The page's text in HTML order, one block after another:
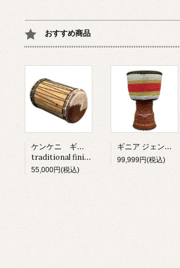
おすすめ商品
ケンケニ ギニア産
traditional finishing
55,000円(税込)
ギニア ジェンベ(ジャンベ）
99,999円(税込)